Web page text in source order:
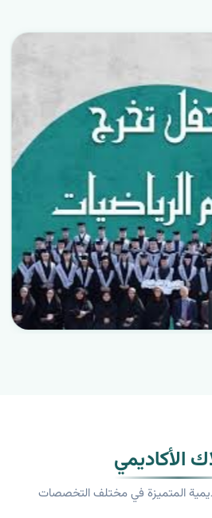
الأكاديمي
المتميزة في مختلف التخصصات